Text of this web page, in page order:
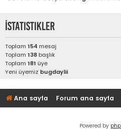
İstatistikler
Toplam 154 mesaj
Toplam 138 başlık
Toplam 181 üye
Yeni üyemiz bugdaylii
Ana sayfa Forum ana sayfa
Powered by